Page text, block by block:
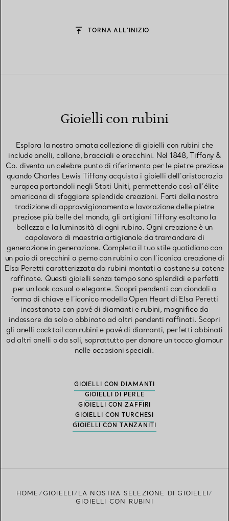
TORNA ALL’INIZIO
Gioielli con rubini
Esplora la nostra amata collezione di gioielli con rubini che
include anelli, collane, bracciali e orecchini. Nel 1848, Tiffany &
Co. diventa un celebre punto di riferimento per le pietre preziose
quando Charles Lewis Tiffany acquista i gioielli dell’aristocrazia
europea portandoli negli Stati Uniti, permettendo così all’élite
americana di sfoggiare splendide creazioni. Forti della nostra
tradizione di approvvigionamento e lavorazione delle pietre
preziose più belle del mondo, gli artigiani Tiffany esaltano la
bellezza e la luminosità di ogni rubino. Ogni creazione è un
capolavoro di maestria artigianale da tramandare di
generazione in generazione. Completa il tuo stile quotidiano con
un paio di orecchini a perno con rubini o con l’iconica creazione di
Elsa Peretti caratterizzata da rubini montati a castone su catene
raffinate. Questi gioielli senza tempo sono splendidi e perfetti
per un look casual o elegante. Scopri pendenti con ciondoli a
forma di chiave e l’iconico modello Open Heart di Elsa Peretti
incastonato con pavé di diamanti e rubini, magnifico da
indossare da solo o abbinato ad altri pendenti raffinati. Scopri
gli anelli cocktail con rubini e pavé di diamanti, perfetti abbinati
ad altri anelli o da soli, soprattutto per donare un tocco glamour
nelle occasioni speciali.
GIOIELLI CON DIAMANTI
GIOIELLI DI PERLE
GIOIELLI CON ZAFFIRI
GIOIELLI CON TURCHESI
GIOIELLI CON TANZANITI
HOME GIOIELLI
LA NOSTRA SELEZIONE DI GIOIELLI
GIOIELLI CON RUBINI